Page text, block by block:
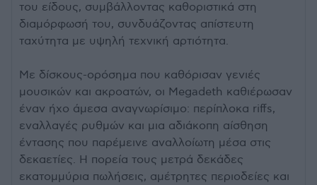
του είδους, συμβάλλοντας καθοριστικά στη
διαμόρφωσή του, συνδυάζοντας απίστευτη
ταχύτητα με υψηλή τεχνική αρτιότητα.
Με δίσκους-ορόσημα που καθόρισαν γενιές
μουσικών και ακροατών, οι Megadeth καθιέρωσαν
έναν ήχο άμεσα αναγνωρίσιμο: περίπλοκα riffs,
εναλλαγές ρυθμών και μια αδιάκοπη αίσθηση
έντασης που παρέμεινε αναλλοίωτη μέσα στις
δεκαετίες. Η πορεία τους μετρά δεκάδες
εκατομμύρια πωλήσεις, αμέτρητες περιοδείες και